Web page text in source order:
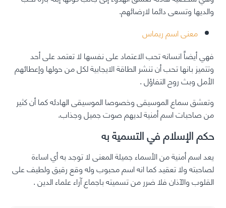
والديها وتسعى دائما لارضائهم.
معنى اسم ريماس
فهي أيضاً انسانه تحب الاعتماد على نفسها لا تعتمد على أحد
وتتميز بانها تحب أن تنشر الطاقة الايجابية لكل من حولها وإعطائهم
الأمل وبث روح التفاؤل .
وتعشق سماع الموسيقى وخصوصا الموسيقى الهادئه كما أن كثير
من صاحبات اسم أمنية لديهم صوت جميل وجذاب.
حكم الإسلام في التسمية به
يعد اسم أمنية من الأسماء جميلة المعنى لا توجد به أي اساءة
لصاحبته ولا تعقيد كما انه اسم محبوب وله وقع رقيق ولطيف على
القلوب والآذان فلا ضرر من تسميته باجماع آراء علماء الدين .